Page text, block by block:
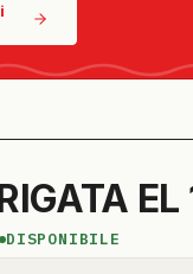
DISPONIBILE